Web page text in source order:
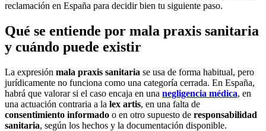
reclamación en España para decidir bien tu siguiente paso.
Qué se entiende por mala praxis sanitaria
y cuándo puede existir
La expresión mala praxis sanitaria se usa de forma habitual, pero
jurídicamente no funciona como una categoría cerrada. En España,
habrá que valorar si el caso encaja en una negligencia médica, en
una actuación contraria a la lex artis, en una falta de
consentimiento informado o en otro supuesto de responsabilidad
sanitaria, según los hechos y la documentación disponible.